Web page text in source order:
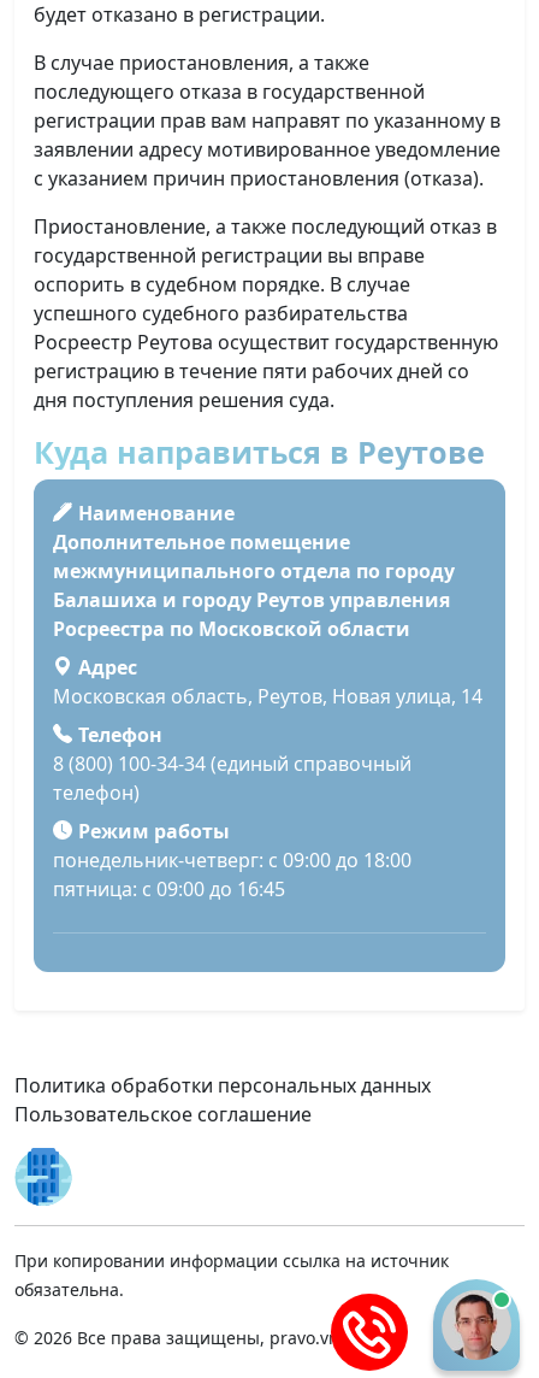
будет отказано в регистрации.
В случае приостановления, а также
последующего отказа в государственной
регистрации прав вам направят по указанному в
заявлении адресу мотивированное уведомление
с указанием причин приостановления (отказа).
Приостановление, а также последующий отказ в
государственной регистрации вы вправе
оспорить в судебном порядке. В случае
успешного судебного разбирательства
Росреестр Реутова осуществит государственную
регистрацию в течение пяти рабочих дней со
дня поступления решения суда.
Куда направиться в Реутове
Наименование
Дополнительное помещение
межмуниципального отдела по городу
Балашиха и городу Реутов управления
Росреестра по Московской области
Адрес
Московская область, Реутов, Новая улица, 14
Телефон
8 (800) 100-34-34 (единый справочный
телефон)
Режим работы
понедельник-четверг: с 09:00 до 18:00
пятница: с 09:00 до 16:45
Политика обработки персональных данных
Пользовательское соглашение
При копировании информации ссылка на источник
обязательна.
© 2026 Все права защищены, pravo.vnmsk.ru.